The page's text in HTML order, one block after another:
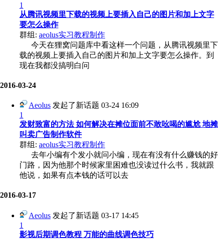
1
从腾讯视频里下载的视频上要插入自己的图片和加上文字
要怎么操作
群组: aeolus实习教程制作
今天在狸窝问题库中看这样一个问题，从腾讯视频里下
载的视频上要插入自己的图片和加上文字要怎么操作。到
现在我都没搞明白问
2016-03-24
Aeolus 发起了新话题 03-24 16:09
1
发财致富的方法 如何解决在摊位面前不敢吆喝的尴尬 地摊
叫卖广告制作软件
群组: aeolus实习教程制作
去年小编有个发小就问小编，现在有没有什么赚钱的好
门路，因为他那个时候家里困难也没读过什么书，我就跟
他说，如果有点本钱的话可以去
2016-03-17
Aeolus 发起了新话题 03-17 14:45
1
影视后期调色教程 万能的曲线调色技巧